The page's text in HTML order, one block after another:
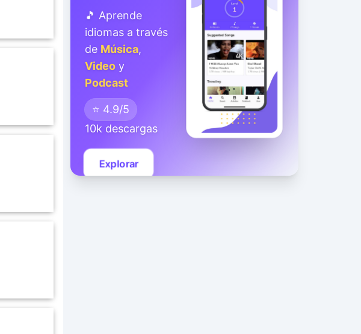
🎵 Aprende
idiomas a través
de Música,
Video y
Podcast
⭐ 4.9/5
10k descargas
Explorar